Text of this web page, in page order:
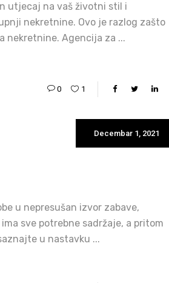
utjecaj na vaš životni stil i
nekretnine. Ovo je razlog zašto
nekretnine. Agencija za
0 1
Decembar 1, 2021
u nepresušan izvor zabave,
sve potrebne sadržaje, a pritom
u nastavku